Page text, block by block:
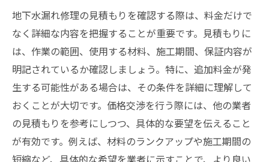
地下水漏れ修理の見積もりを確認する際は、料金だけで
なく詳細な内容を把握することが重要です。見積もりに
は、作業の範囲、使用する材料、施工期間、保証内容が
明記されているか確認しましょう。特に、追加料金が発
生する可能性がある場合は、その条件を詳細に理解して
おくことが大切です。価格交渉を行う際には、他の業者
の見積もりを参考にしつつ、具体的な要望を伝えること
が有効です。例えば、材料のランクアップや施工期間の
短縮など、具体的な希望を業者に示すことで、より良い